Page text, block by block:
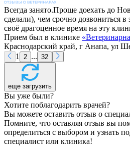
Всегда занято.Проще доехать до
сделали), чем срочно дозвониться
своё драгоценное время на эту
Прием был в клинике «
Краснодарский край, г Анапа, ул
1
2 ... 32
еще загрузить
Вы уже были?
Хотите поблагодарить врачей?
Вы можете оставить отзыв о
Помните, что оставляя отзыв вы
определиться с выбором и узнать
специалист или клиника!